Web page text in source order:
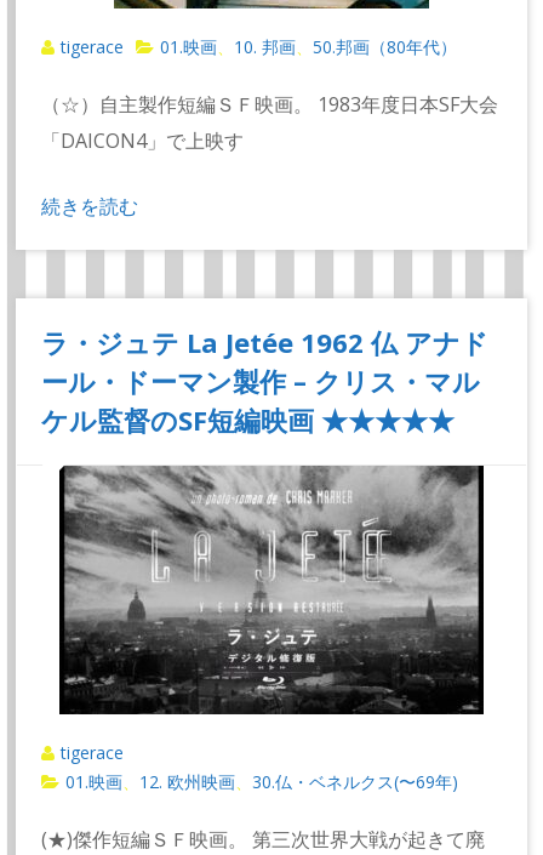
tigerace 01.映画 10. 邦画 、50.邦画（80年代）
（☆）自主製作短編ＳＦ映画。 1983年度日本SF大会
「DAICON4」で上映す
続きを読む
ラ・ジュテ La Jetée 1962 仏 アナド
ール・ドーマン製作 – クリス・マル
ケル監督のSF短編映画 ★★★★★
tigerace
01.映画
12. 欧州映画 、30.仏・ベネルクス(〜69年)
(★)傑作短編ＳＦ映画。 第三次世界大戦が起きて廃